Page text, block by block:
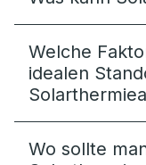
Welche
idealen
Wo sollte